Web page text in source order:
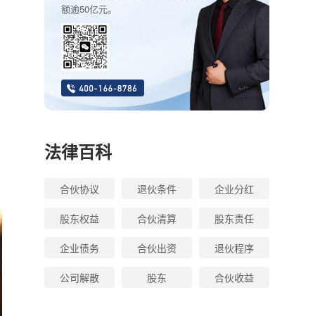
额逾50亿元。
法律百科
合伙协议 退伙条件 企业分红
股东权益 合伙清算 股东责任
企业债务 合伙出资 退伙程序
公司解散 股东 合伙收益